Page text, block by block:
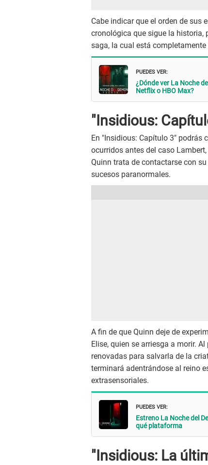
Cabe indicar que el orden de sus
cronológica que sigue la historia,
saga, la cual está
PUEDES VER:
¿Dónde ver La Noche
Netflix o HBO Max?
"Insidious:
En "Insidious: Capítulo 3" podrás
ocurridos antes del caso
Quinn trata de contactarse con
sucesos paranormales.
A fin de que Quinn deje de
Elise, quien se arriesga a morir.
renovadas para salvarla de la
terminará adentrándose al reino
extrasensoriales.
PUEDES VER:
Estreno La Noche del
qué plataforma
"Insidious: La